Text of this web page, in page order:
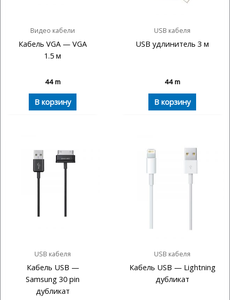
Видео кабели
Кабель VGA — VGA
1.5 м
44m
В корзину
USB кабеля
USB удлинитель 3 м
44m
В корзину
USB кабеля
Кабель USB —
Samsung 30 pin
дубликат
USB кабеля
Кабель USB — Lightning
дубликат